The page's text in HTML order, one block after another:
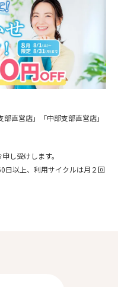
直営店」「中部支部直営店」
し受けします。
日以上、利用サイクルは月２回